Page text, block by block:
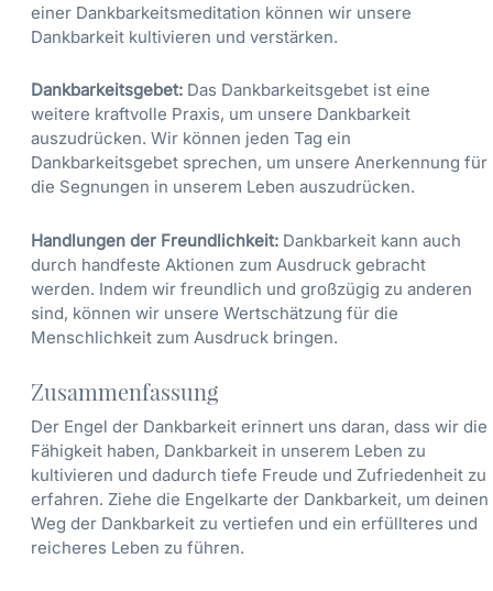
einer Dankbarkeitsmeditation können wir unsere
Dankbarkeit kultivieren und verstärken.
Dankbarkeitsgebet: Das Dankbarkeitsgebet ist eine
weitere kraftvolle Praxis, um unsere Dankbarkeit
auszudrücken. Wir können jeden Tag ein
Dankbarkeitsgebet sprechen, um unsere Anerkennung für
die Segnungen in unserem Leben auszudrücken.
Handlungen der Freundlichkeit: Dankbarkeit kann auch
durch handfeste Aktionen zum Ausdruck gebracht
werden. Indem wir freundlich und großzügig zu anderen
sind, können wir unsere Wertschätzung für die
Menschlichkeit zum Ausdruck bringen.
Zusammenfassung
Der Engel der Dankbarkeit erinnert uns daran, dass wir die
Fähigkeit haben, Dankbarkeit in unserem Leben zu
kultivieren und dadurch tiefe Freude und Zufriedenheit zu
erfahren. Ziehe die Engelkarte der Dankbarkeit, um deinen
Weg der Dankbarkeit zu vertiefen und ein erfüllteres und
reicheres Leben zu führen.